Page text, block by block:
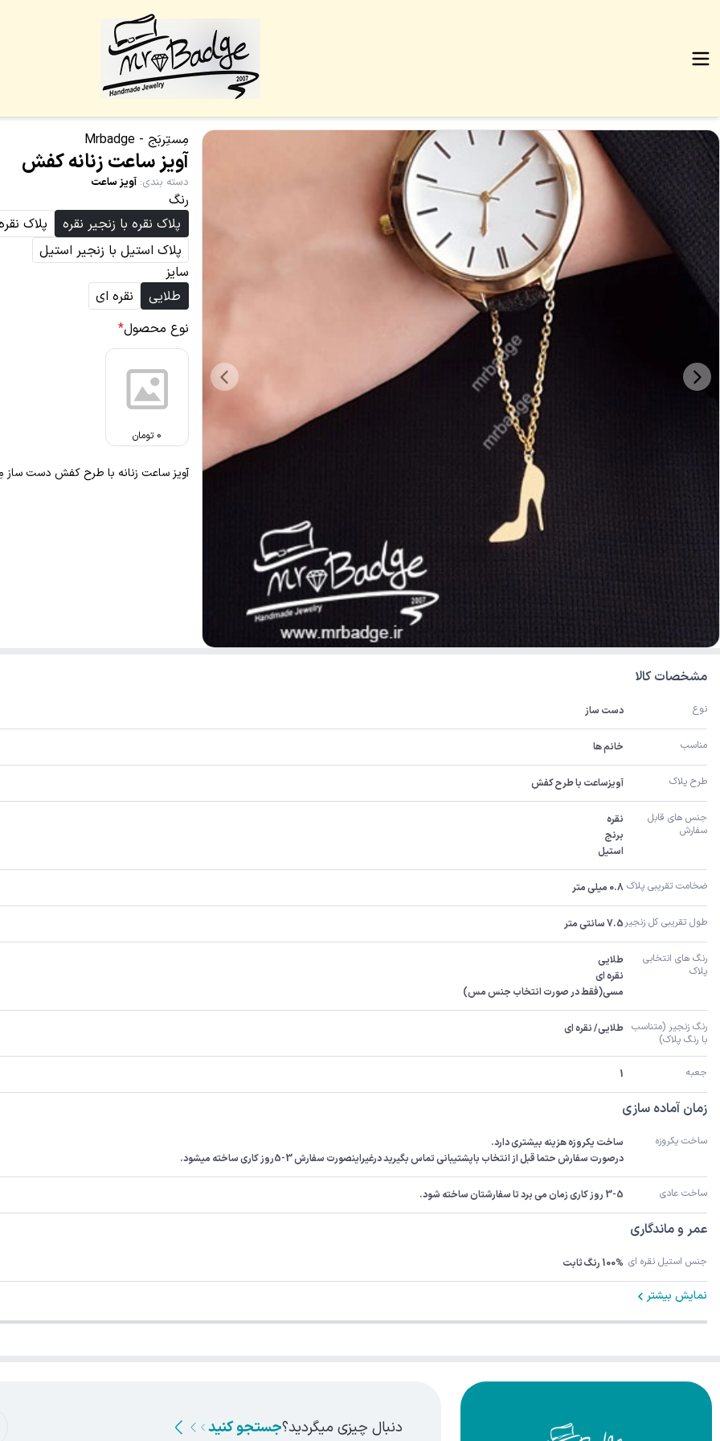
مِستِربَج - Mrbadge
آویز ساعت زنانه کفش
دسته بندی: آویز ساعت
رنگ
پلاک نقره با زنجیر نقره
پلاک
پلاک استیل با زنجیر استیل
سایز
طلایی
نقره ای
نوع محصول*
0 تومان
آویز ساعت زنانه با طرح کفش دست ساز
مشخصات کالا
نوع دست ساز
مناسب خانم ها
طرح پلاک آویزساعت با طرح کفش
سفارش
استیل
ضخامت تقریبی پلاک 0.8 میلی متر
طول تقریبی کل زنجیر 7.5 سانتی متر
پلاک
مسی(فقط در صورت انتخاب جنس مس)
با رنگ پلاک)
طلایی/ نقره ای
جعبه 1
زمان آماده سازی
ساخت یکروزه
درصورت سفارش حتما قبل از انتخاب باپشتیبانی تماس بگیرید درغیراینصورت سفارش 3-5روز کاری ساخته میشود.
ساخت عادی 3-5 روز کاری زمان می برد تا سفارشتان ساخته شود.
عمر و ماندگاری
جنس استیل نقره ای 100% رنگ ثابت
نمایش بیشتر
دنبال چیزی میگردید؟جستجو کنید